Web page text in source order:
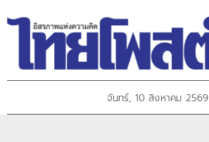
จันทร์, 10 สิงหาคม 2569